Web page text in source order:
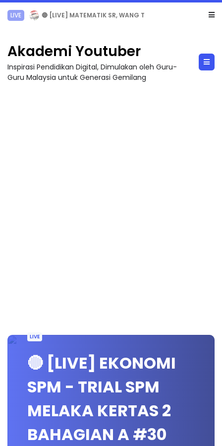
Sejarah Tingkatan 4
Akademi Youtuber
Inspirasi Pendidikan Digital, Dimulakan oleh Guru-
Guru Malaysia untuk Generasi Gemilang
LIVE
🔴 [LIVE] EKONOMI
SPM - TRIAL SPM
MELAKA KERTAS 2
BAHAGIAN A #30